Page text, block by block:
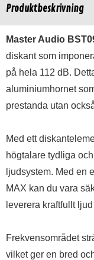
Produktbeskrivning
Master Audio
diskant som
på hela 112 dB.
aluminiumhornet
prestanda utan
Med ett
högtalare tydliga
ljudsystem. Med en
MAX kan du vara
leverera kraftfullt
Frekvensområdet
vilket ger en bred